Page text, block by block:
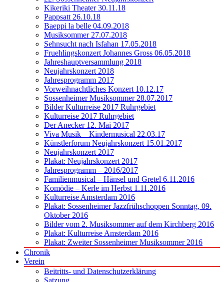
Kikeriki Theater 30.11.18
Pappsatt 26.10.18
Baeppi la belle 04.09.2018
Musiksommer 27.07.2018
Sehnsucht nach Isfahan 17.05.2018
Fruehlingskonzert Johannes Gross 06.05.2018
Jahreshauptversammlung 2018
Neujahrskonzert 2018
Jahresprogramm 2017
Vorweihnachtliches Konzert 10.12.17
Sossenheimer Musiksommer 28.07.2017
Bilder Kulturreise 2017 Ruhrgebiet
Kulturreise 2017 Ruhrgebiet
Der Anecker 12. Mai 2017
Viva Musik – Kindermusical 22.03.17
Künstlerforum Neujahrskonzert 15.01.2017
Neujahrskonzert 2017
Plakat: Neujahrskonzert 2017
Jahresprogramm – 2016/2017
Familienmusical – Hänsel und Gretel 6.11.2016
Komödie – Kerle im Herbst 1.11.2016
Kulturreise Amsterdam 2016
Plakat: Sossenheimer Jazzfrühschoppen Sonntag, 09.
Oktober 2016
Bilder vom 2. Musiksommer auf dem Kirchberg 2016
Plakat: Kulturreise Amsterdam 2016
Plakat: Zweiter Sossenheimer Musiksommer 2016
Chronik
Verein
Beitritts- und Datenschutzerklärung
Satzung